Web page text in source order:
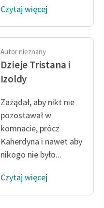
Czytaj więcej
Autor nieznany
Dzieje Tristana i
Izoldy
Zażądał, aby nikt nie
pozostawał w
komnacie, prócz
Kaherdyna i nawet aby
nikogo nie było...
Czytaj więcej